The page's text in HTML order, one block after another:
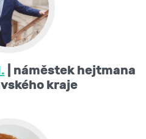
| náměstek hejtmana
kraje